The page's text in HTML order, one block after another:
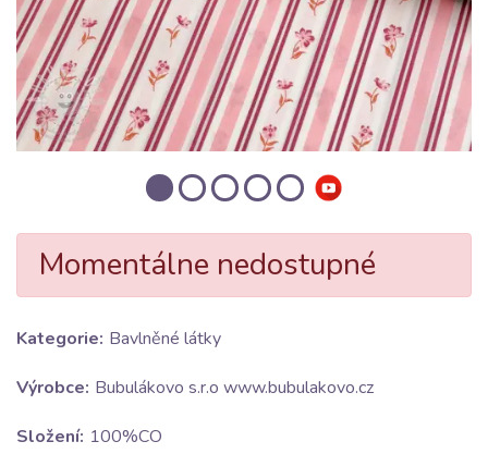
Momentálne nedostupné
Kategorie: Bavlněné látky
Výrobce: Bubulákovo s.r.o www.bubulakovo.cz
Složení: 100%CO